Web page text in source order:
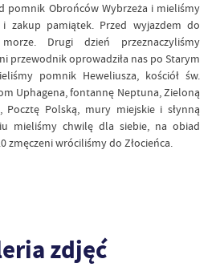
pomnik Obrońców Wybrzeża i mieliśmy
zakup pamiątek. Przed wyjazdem do
Drugi dzień przeznaczyliśmy
przewodnik oprowadziła nas po Starym
pomnik Heweliusza, kościół św.
Uphagena, fontannę Neptuna, Zieloną
Pocztę Polską, mury miejskie i słynną
mieliśmy chwilę dla siebie, na obiad
zmęczeni wróciliśmy do Złocieńca.
zdjęć